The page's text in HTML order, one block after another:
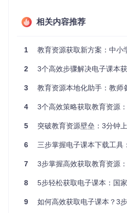
复制浏览器地址栏中的完整
将链接粘贴到工具的文本输入
一个链接）
第三步：一键下载与管理
选择对应学段、学科和教材
选）
点击"下载"按钮开始解析（状
度）
提前整理学期所需教材链接，按
间
相关内容推荐
1 教育资源获取新方案：中小学电
2 3个高效步骤解决电子课本获取难题：国家
3 教育资源本地化助手：教师备课资
4 3个高效策略获取教育资源
5 突破教育资源壁垒：3分钟上
6 三步掌握电子课本下载工具：轻松获
7 3步掌握高效获取教育资源：国家中小学智
8 5步轻松获取电子课本：国家中小学
9 如何高效获取电子课本？3步掌握